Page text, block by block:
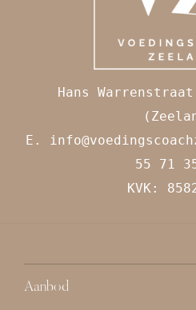
Hans
E.
55 71
KVK:
Aanbod